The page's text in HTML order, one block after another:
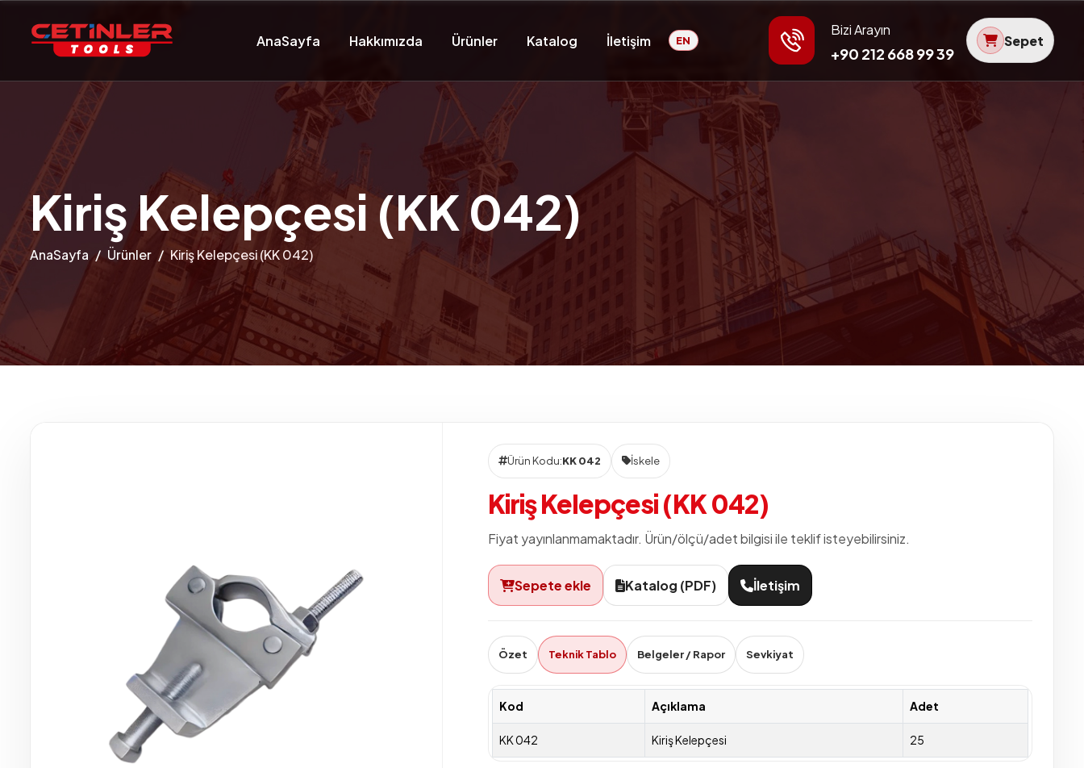
AnaSayfa Hakkımızda Ürünler Katalog İletişim EN
Bizi Arayın
+90 212 668 99 39
Sepet
Kiriş Kelepçesi (KK 042)
AnaSayfa Ürünler Kiriş Kelepçesi (KK 042)
Ürün Kodu:KK 042 İskele
Kiriş Kelepçesi (KK 042)
Fiyat yayınlanmamaktadır. Ürün/ölçü/adet bilgisi ile teklif isteyebilirsiniz.
Sepete ekle Katalog (PDF) İletişim
Özet Teknik Tablo Belgeler / Rapor Sevkiyat
Kod Açıklama Adet
KK 042 Kiriş Kelepçesi 25